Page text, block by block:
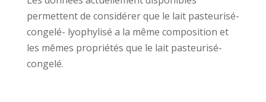
permettent de considérer que le lait pasteurisé-
congelé- lyophylisé a la même composition et
les mêmes propriétés que le lait pasteurisé-
congelé.